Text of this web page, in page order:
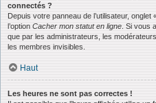
connectés ?
Depuis votre panneau de l’utilisateur,
l’option Cacher mon statut en ligne . Si vous
que par les administrateurs, les
les membres invisibles.
Haut
Les heures ne sont pas correctes !